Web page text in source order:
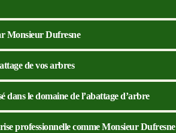
Monsieur Dufresne
de vos arbres
le domaine de l’abattage d’arbre
professionnelle comme Monsieur Dufresne